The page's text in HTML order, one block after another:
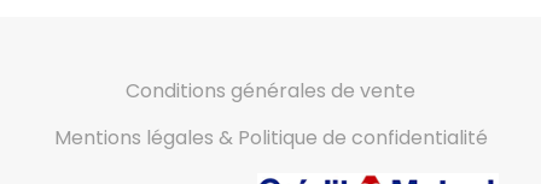
Conditions générales de vente
Mentions légales & Politique de confidentialité